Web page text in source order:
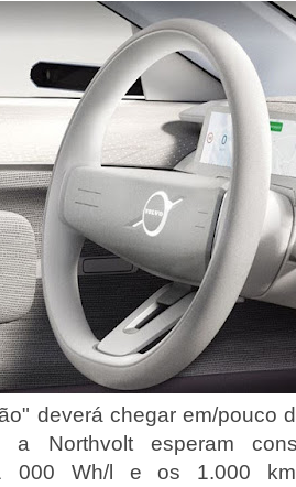
deverá chegar em/pouco
Northvolt esperam
000 Wh/l e os 1.000 km